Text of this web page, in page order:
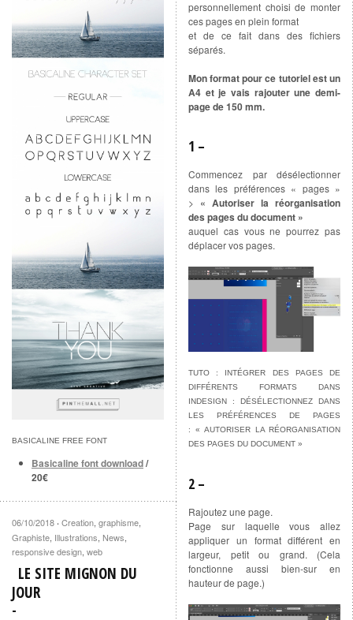
BASICALINE FREE FONT
Basicaline font download/
20€
personnellement choisi de monter
ces pages en plein format
et de ce fait dans des fichiers
séparés.
Mon format pour ce tutoriel est un
A4 et je vais rajouter une demi-
page de 150 mm.
1 –
Commencez par désélectionner
dans les préférences « pages »
> « Autoriser la réorganisation
des pages du document »
auquel cas vous ne pourrez pas
déplacer vos pages.
TUTO : INTÉGRER DES PAGES DE
DIFFÉRENTS FORMATS DANS
INDESIGN : DÉSÉLECTIONNEZ DANS
LES PRÉFÉRENCES DE PAGES
: « AUTORISER LA RÉORGANISATION
DES PAGES DU DOCUMENT »
2 –
Rajoutez une page.
Page sur laquelle vous allez
appliquer un format différent en
largeur, petit ou grand. (Cela
fonctionne aussi bien-sur en
hauteur de page.)
06/10/2018 · Creation, graphisme,
Graphiste, Illustrations, News,
responsive design, web
LE SITE MIGNON DU
JOUR